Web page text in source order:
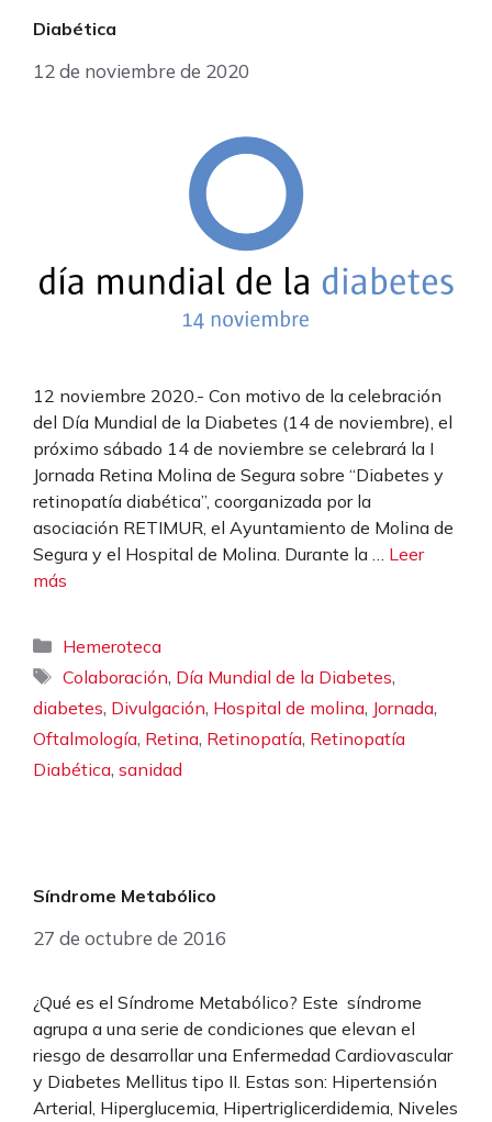
Diabética
12 de noviembre de 2020
12 noviembre 2020.- Con motivo de la celebración
del Día Mundial de la Diabetes (14 de noviembre), el
próximo sábado 14 de noviembre se celebrará la I
Jornada Retina Molina de Segura sobre “Diabetes y
retinopatía diabética”, coorganizada por la
asociación RETIMUR, el Ayuntamiento de Molina de
Segura y el Hospital de Molina. Durante la … Leer
más
Categorías
Hemeroteca
Etiquetas
Colaboración, Día Mundial de la Diabetes,
diabetes, Divulgación, Hospital de molina, Jornada,
Oftalmología, Retina, Retinopatía, Retinopatía
Diabética, sanidad
Síndrome Metabólico
27 de octubre de 2016
¿Qué es el Síndrome Metabólico? Este síndrome
agrupa a una serie de condiciones que elevan el
riesgo de desarrollar una Enfermedad Cardiovascular
y Diabetes Mellitus tipo II. Estas son: Hipertensión
Arterial, Hiperglucemia, Hipertriglicerdidemia, Niveles